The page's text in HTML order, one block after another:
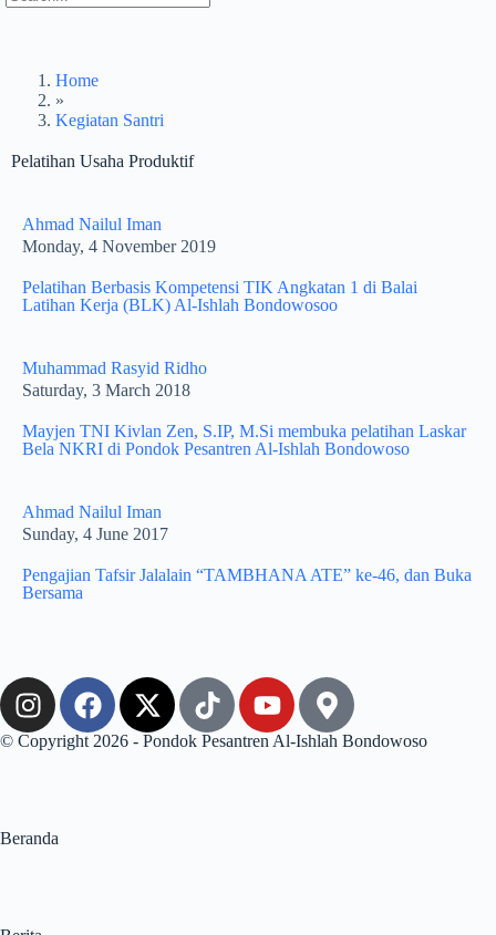
Home
»
Kegiatan Santri
Pelatihan Usaha Produktif
Ahmad Nailul Iman
Monday, 4 November 2019
Pelatihan Berbasis Kompetensi TIK Angkatan 1 di Balai
Latihan Kerja (BLK) Al-Ishlah Bondowosoo
Muhammad Rasyid Ridho
Saturday, 3 March 2018
Mayjen TNI Kivlan Zen, S.IP, M.Si membuka pelatihan Laskar
Bela NKRI di Pondok Pesantren Al-Ishlah Bondowoso
Ahmad Nailul Iman
Sunday, 4 June 2017
Pengajian Tafsir Jalalain “TAMBHANA ATE” ke-46, dan Buka
Bersama
© Copyright 2026 - Pondok Pesantren Al-Ishlah Bondowoso
Beranda